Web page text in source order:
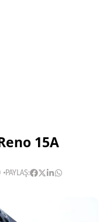
15A
PAYLAŞ: